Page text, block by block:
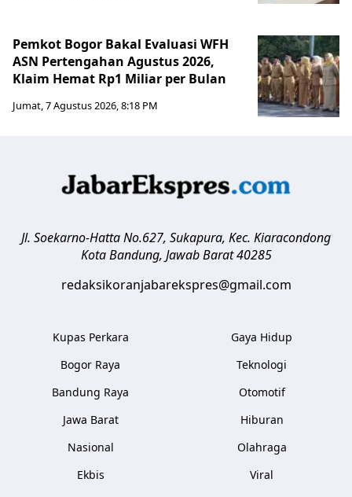
Pemkot Bogor Bakal Evaluasi WFH
ASN Pertengahan Agustus 2026,
Klaim Hemat Rp1 Miliar per Bulan
Jumat, 7 Agustus 2026, 8:18 PM
Jl. Soekarno-Hatta No.627, Sukapura, Kec. Kiaracondong
Kota Bandung, Jawab Barat 40285
redaksikoranjabarekspres@gmail.com
Kupas Perkara
Bogor Raya
Bandung Raya
Jawa Barat
Nasional
Ekbis
Gaya Hidup
Teknologi
Otomotif
Hiburan
Olahraga
Viral